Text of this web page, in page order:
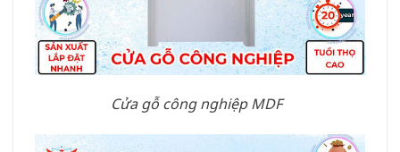
Cửa gỗ công nghiệp MDF